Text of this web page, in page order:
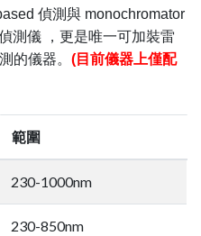
偵測與 monochromator
測儀 ，更是唯一可加裝雷
的儀器。 (目前儀器上僅配
範圍
230-1000nm
230-850nm